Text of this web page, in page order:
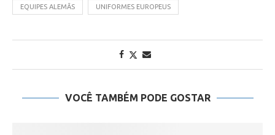
EQUIPES ALEMÃS UNIFORMES EUROPEUS
VOCÊ TAMBÉM PODE GOSTAR